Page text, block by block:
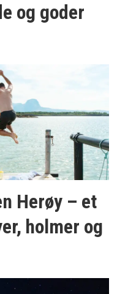
og goder
Herøy – et
holmer og